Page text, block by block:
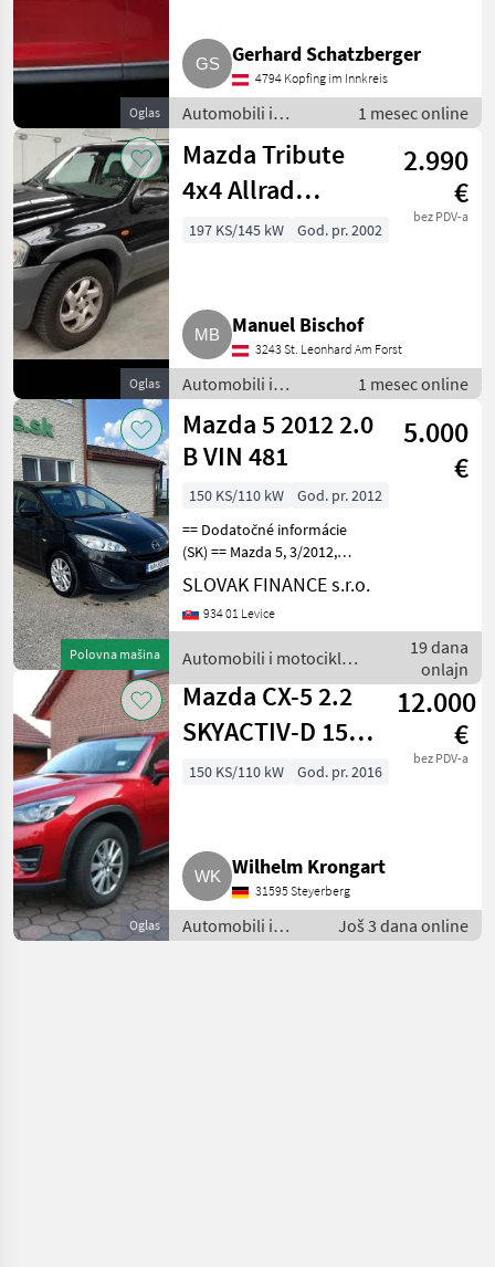
Skoda
Mercedes
Ford
Fiat
Nissan
Prikaži
sve
(18)
MARKETPLACE
Marketplace
Ponude
trgovaca
Oglasi
Oglas
Gerhard Schatzberger
4794 Kopfing im Innkreis
Automobili i
motocikli / Limuzine
1 mesec online
Oglas
Mazda Tribute
4x4 Allrad
Benzin V6
2.990
€
bez PDV-a
197 KS/145 kW God. pr. 2002
Manuel Bischof
3243 St. Leonhard Am Forst
Automobili i
motocikli / Limuzine
1 mesec online
Polovna mašina
Mazda 5 2012 2.0
B VIN 481
5.000
€
150 KS/110 kW
God. pr. 2012
== Dodatočné informácie
(SK) == Mazda 5, 3/2012,
2.0b , 179116 km, manuálna
6 stupňová prevodovka, 7
miest na sedenie,
volant, radio C
SLOVAK FINANCE s.r.o.
934 01 Levice
Automobili i motocikli /
Mazda
19 dana
onlajn
Oglas
Mazda CX-5 2.2
SKYACTIV-D 150
Exclusive-Line
12.000
€
bez PDV-a
150 KS/110 kW God. pr. 2016
Wilhelm Krongart
31595 Steyerberg
Automobili i
motocikli /
Još 3 dana online